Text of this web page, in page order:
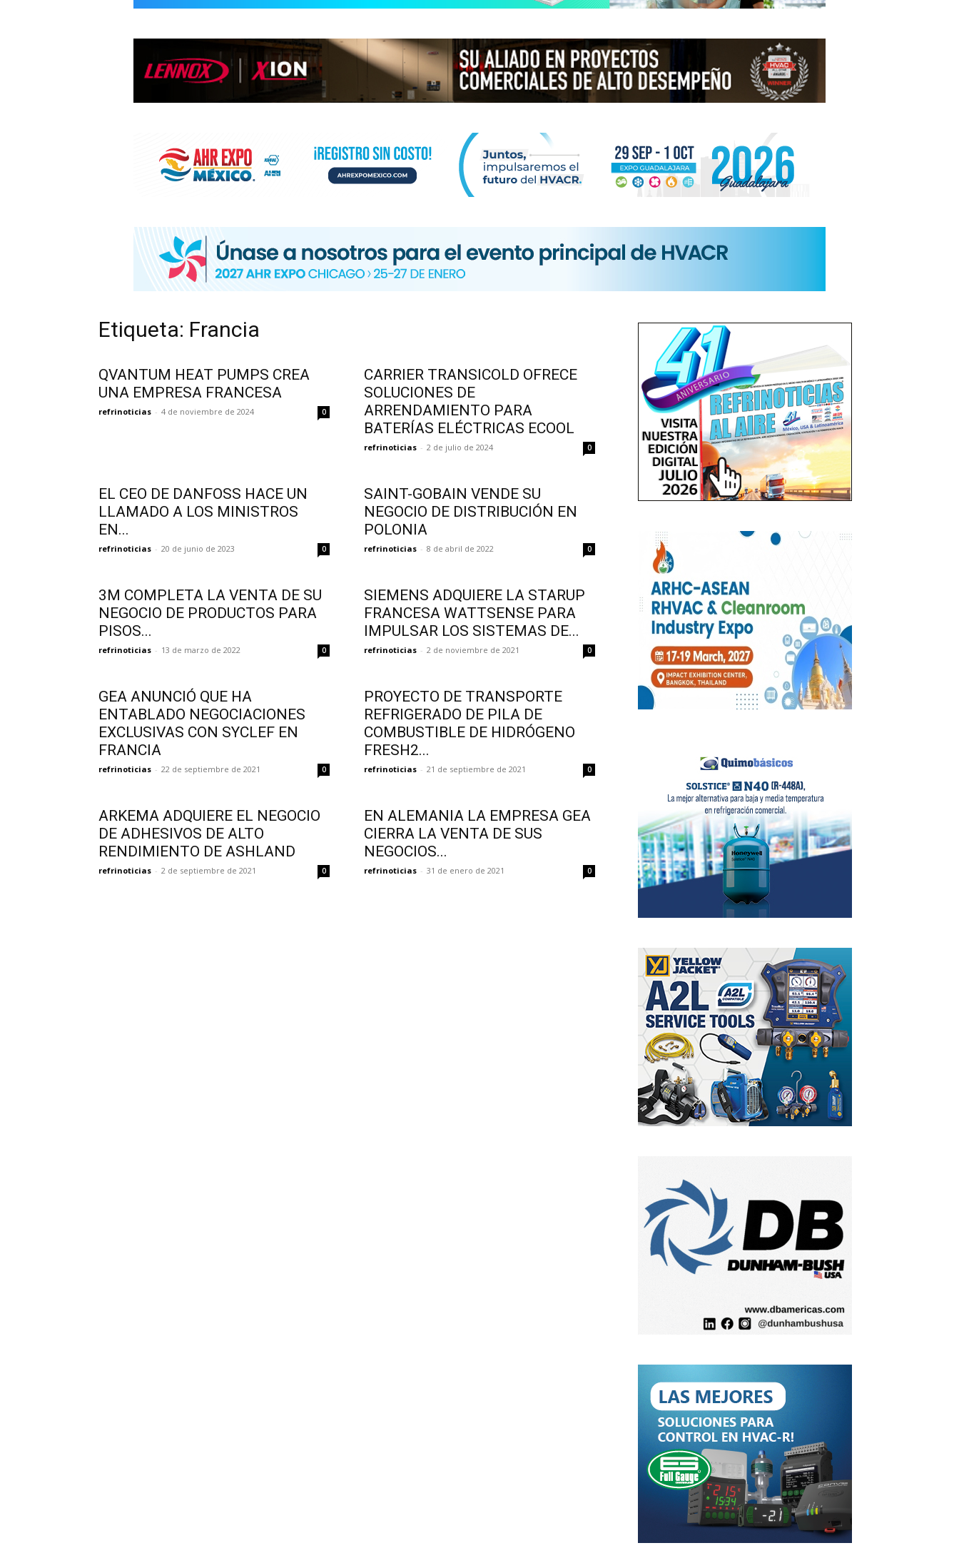
INFORMACIÓN
HVAC/R
DE
Etiqueta: Francia
QVANTUM HEAT PUMPS CREA
UNA EMPRESA FRANCESA
refrinoticias - 4 de noviembre de 2024 0
CARRIER TRANSICOLD OFRECE
SOLUCIONES DE
ARRENDAMIENTO PARA
BATERÍAS ELÉCTRICAS ECOOL
refrinoticias - 2 de julio de 2024 0
EL CEO DE DANFOSS HACE UN
LLAMADO A LOS MINISTROS
EN...
refrinoticias - 20 de junio de 2023 0
SAINT-GOBAIN VENDE SU
NEGOCIO DE DISTRIBUCIÓN EN
POLONIA
refrinoticias - 8 de abril de 2022 0
3M COMPLETA LA VENTA DE SU
NEGOCIO DE PRODUCTOS PARA
PISOS...
refrinoticias - 13 de marzo de 2022 0
SIEMENS ADQUIERE LA STARUP
FRANCESA WATTSENSE PARA
IMPULSAR LOS SISTEMAS DE...
refrinoticias - 2 de noviembre de 2021 0
GEA ANUNCIÓ QUE HA
ENTABLADO NEGOCIACIONES
EXCLUSIVAS CON SYCLEF EN
FRANCIA
refrinoticias - 22 de septiembre de 2021 0
PROYECTO DE TRANSPORTE
REFRIGERADO DE PILA DE
COMBUSTIBLE DE HIDRÓGENO
FRESH2...
refrinoticias - 21 de septiembre de 2021 0
ARKEMA ADQUIERE EL NEGOCIO
DE ADHESIVOS DE ALTO
RENDIMIENTO DE ASHLAND
refrinoticias - 2 de septiembre de 2021 0
EN ALEMANIA LA EMPRESA GEA
CIERRA LA VENTA DE SUS
NEGOCIOS...
refrinoticias - 31 de enero de 2021 0